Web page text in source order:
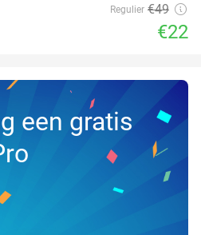
Regulier €49
€22
een gratis